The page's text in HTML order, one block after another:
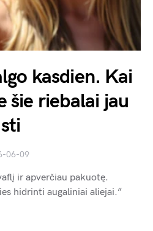
kasdien. Kai
šie riebalai jau
06-09
ir apverčiau pakuotę.
hidrinti augaliniai aliejai.”